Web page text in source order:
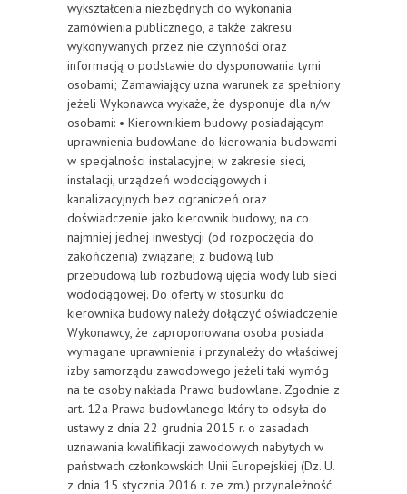
wykształcenia niezbędnych do wykonania
zamówienia publicznego, a także zakresu
wykonywanych przez nie czynności oraz
informacją o podstawie do dysponowania tymi
osobami; Zamawiający uzna warunek za spełniony
jeżeli Wykonawca wykaże, że dysponuje dla n/w
osobami: • Kierownikiem budowy posiadającym
uprawnienia budowlane do kierowania budowami
w specjalności instalacyjnej w zakresie sieci,
instalacji, urządzeń wodociągowych i
kanalizacyjnych bez ograniczeń oraz
doświadczenie jako kierownik budowy, na co
najmniej jednej inwestycji (od rozpoczęcia do
zakończenia) związanej z budową lub
przebudową lub rozbudową ujęcia wody lub sieci
wodociągowej. Do oferty w stosunku do
kierownika budowy należy dołączyć oświadczenie
Wykonawcy, że zaproponowana osoba posiada
wymagane uprawnienia i przynależy do właściwej
izby samorządu zawodowego jeżeli taki wymóg
na te osoby nakłada Prawo budowlane. Zgodnie z
art. 12a Prawa budowlanego który to odsyła do
ustawy z dnia 22 grudnia 2015 r. o zasadach
uznawania kwalifikacji zawodowych nabytych w
państwach członkowskich Unii Europejskiej (Dz. U.
z dnia 15 stycznia 2016 r. ze zm.) przynależność